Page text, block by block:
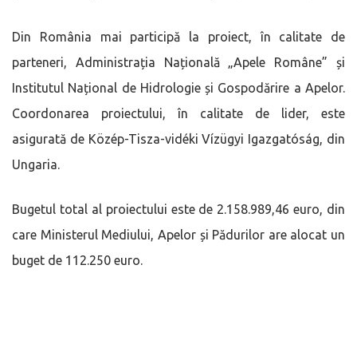
Din România mai participă la proiect, în calitate de
parteneri, Administrația Națională „Apele Române” și
Institutul Național de Hidrologie și Gospodărire a Apelor.
Coordonarea proiectului, în calitate de lider, este
asigurată de Közép-Tisza-vidéki Vízügyi Igazgatóság, din
Ungaria.
Bugetul total al proiectului este de 2.158.989,46 euro, din
care Ministerul Mediului, Apelor și Pădurilor are alocat un
buget de 112.250 euro.